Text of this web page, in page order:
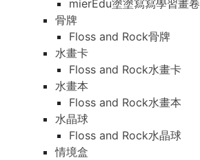
mierEdu塗塗寫寫學習畫卷
骨牌
Floss and Rock骨牌
水畫卡
Floss and Rock水畫卡
水畫本
Floss and Rock水畫本
水晶球
Floss and Rock水晶球
情境盒